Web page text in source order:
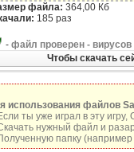
файла: 364,00 Кб
185 раз
- файл проверен -
Чтобы скачать
использования файлов
ты уже играл в эту
нужный файл и
папку (например